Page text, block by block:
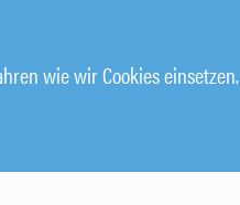
wie wir Cookies einsetzen.